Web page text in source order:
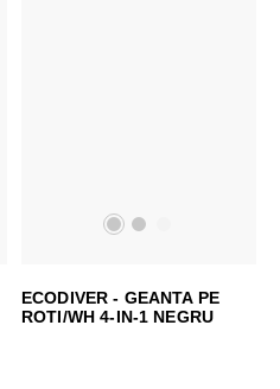
ECODIVER - GEANTA PE
ROTI/WH 4-IN-1 NEGRU